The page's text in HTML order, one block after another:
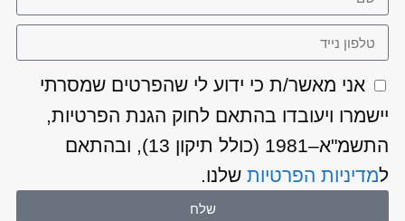
אני מאשר/ת כי ידוע לי שהפרטים שמסרתי
יישמרו ויעובדו בהתאם לחוק הגנת הפרטיות,
התשמ"א–1981 (כולל תיקון 13), ובהתאם
למדיניות הפרטיותשלנו.
שלח